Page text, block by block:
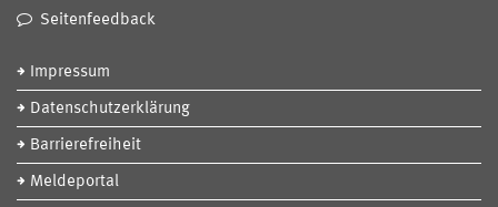
Seitenfeedback
Impressum
Datenschutzerklärung
Barrierefreiheit
Meldeportal